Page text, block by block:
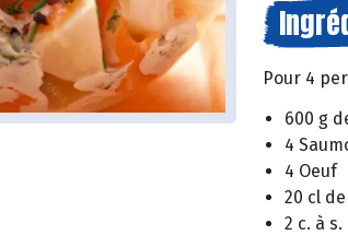
Pour 4
600 g
4
4 Oeuf
20 cl
2 c. à